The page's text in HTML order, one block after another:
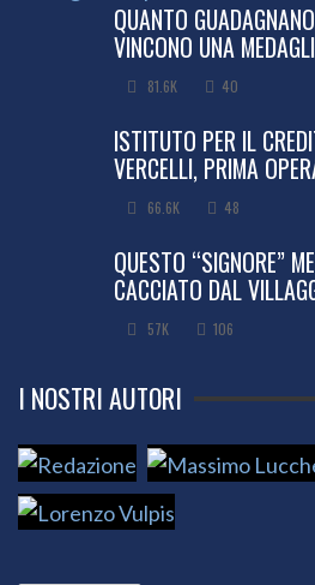
QUANTO
VINCONO UNA
81.6K 40
ISTITUTO PER IL
VERCELLI, PRIMA
66.6K 48
QUESTO “SIGNORE”
CACCIATO DAL
57K 106
I NOSTRI AUTORI